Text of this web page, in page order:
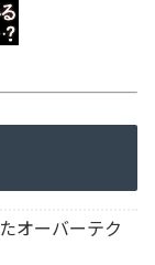
オーバーテク